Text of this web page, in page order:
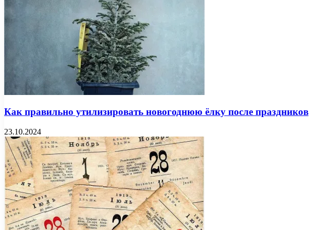
Как правильно утилизировать новогоднюю ёлку после праздников
23.10.2024